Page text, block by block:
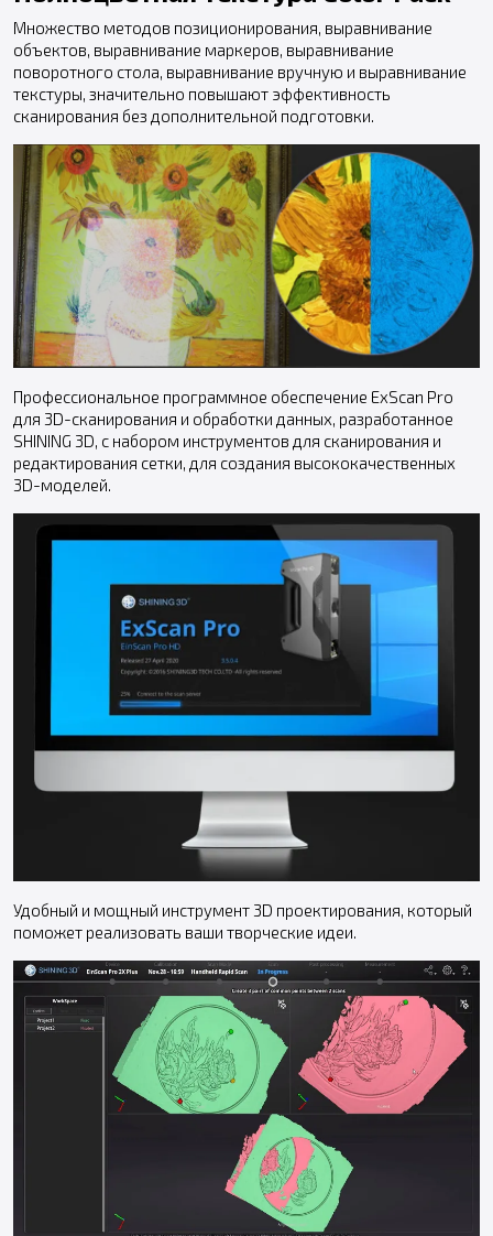
Множество методов позиционирования, выравнивание
объектов, выравнивание маркеров, выравнивание
поворотного стола, выравнивание вручную и выравнивание
текстуры, значительно повышают эффективность
сканирования без дополнительной подготовки.
Профессиональное программное обеспечение ExScan Pro
для 3D-сканирования и обработки данных, разработанное
SHINING 3D, с набором инструментов для сканирования и
редактирования сетки, для создания высококачественных
3D-моделей.
Удобный и мощный инструмент 3D проектирования, который
поможет реализовать ваши творческие идеи.